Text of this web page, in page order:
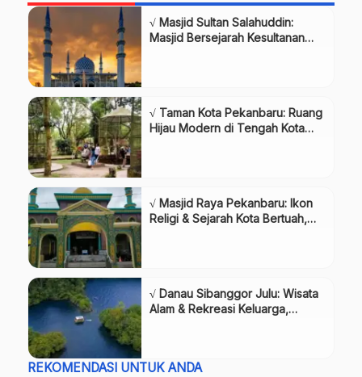
√ Masjid Sultan Salahuddin:
Masjid Bersejarah Kesultanan
√ Taman Kota Pekanbaru: Ruang
Hijau Modern di Tengah Kota
√ Masjid Raya Pekanbaru: Ikon
Religi & Sejarah Kota Bertuah,
√ Danau Sibanggor Julu: Wisata
Alam & Rekreasi Keluarga,
REKOMENDASI UNTUK ANDA